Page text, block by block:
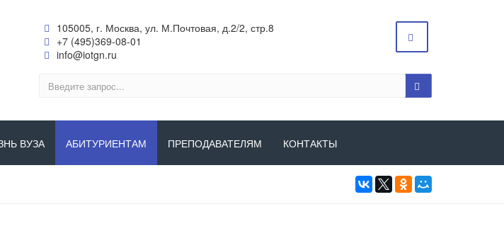
105005, г. Москва, ул. М.Почтовая, д.2/2, стр.8
+7 (495)369-08-01
info@iotgn.ru
ВУЗА АБИТУРИЕНТАМ ПРЕПОДАВАТЕЛЯМ КОНТАКТЫ